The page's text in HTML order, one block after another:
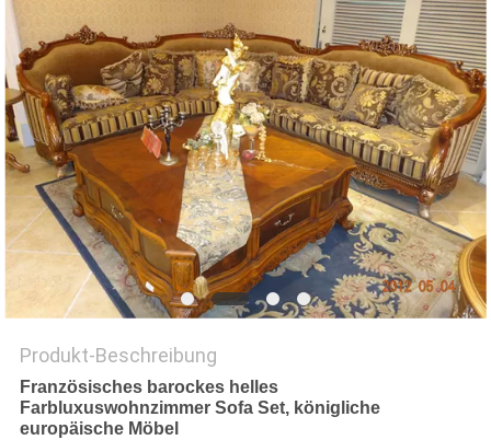
Produkt-Beschreibung
Französisches barockes helles
Farbluxuswohnzimmer Sofa Set, königliche
europäische Möbel